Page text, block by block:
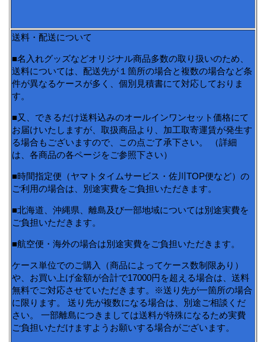
送料・配送について
■名入れグッズなどオリジナル商品多数の取り扱いのため、
送料については、配送先が１箇所の場合と複数の場合など条
件が異なるケースが多く、個別見積書にて対応しておりま
す。
■又、できるだけ送料込みのオールインワンセット価格にて
お届けいたしますが、取扱商品より、加工取寄運賃が発生す
る場合もございますので、この点ご了承下さい。 （詳細
は、各商品の各ページをご参照下さい）
■時間指定便（ヤマトタイムサービス・佐川TOP便など）の
ご利用の場合は、別途実費をご負担いただきます。
■北海道、沖縄県、離島及び一部地域については別途実費を
ご負担いただきます。
■航空便・海外の場合は別途実費をご負担いただきます。
ケース単位でのご購入（商品によってケース数制限あり）
や、お買い上げ金額が合計で17000円を超える場合は、送料
無料でご対応させていただきます。※送り先が一箇所の場合
に限ります。 送り先が複数になる場合は、別途ご相談くだ
さい。 一部離島につきましては送料が特殊になるため実費
ご負担いただけますようお願いする場合がございます。